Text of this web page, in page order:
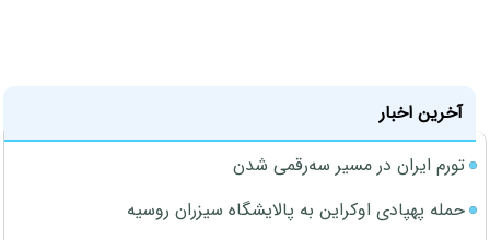
آخرین اخبار
تورم ایران در مسیر سه‌رقمی شدن
حمله پهپادی اوکراین به پالایشگاه سیزران روسیه